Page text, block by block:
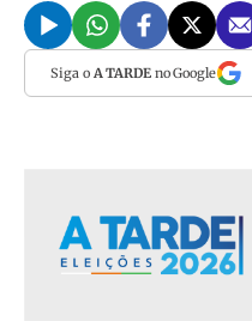
Siga o A TARDEno Google